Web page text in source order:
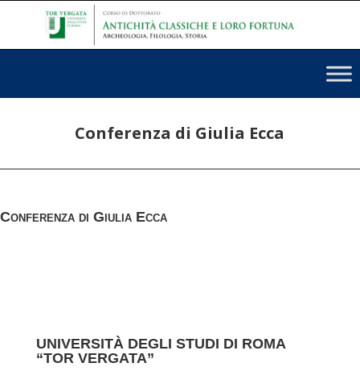
Conferenza di Giulia Ecca
Conferenza di Giulia Ecca
UNIVERSITÀ DEGLI STUDI DI ROMA
“TOR VERGATA”